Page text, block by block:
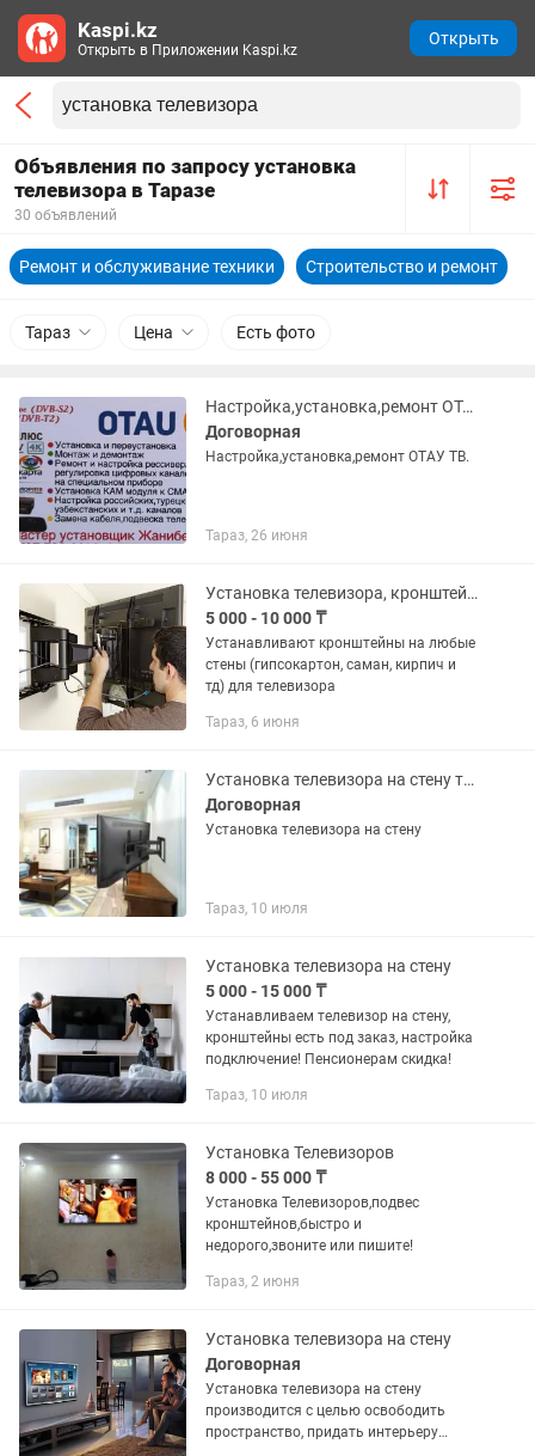
Объявления по запросу установка
телевизора в Таразе
30 объявлений
Ремонт и обслуживание техники Строительство и ремонт
Тараз Цена Есть фото
Настройка,установка,ремонт ОТАУ ТВ.
Договорная
Настройка,установка,ремонт ОТАУ ТВ.
Тараз, 26 июня
Установка телевизора, кронштейна для него
5 000 - 10 000 ₸
Устанавливают кронштейны на любые
стены (гипсокартон, саман, кирпич и
тд) для телевизора
Тараз, 6 июня
Установка телевизора на стену тв телевизоров в стенку телевизоров
Договорная
Установка телевизора на стену
Тараз, 10 июля
Установка телевизора на стену
5 000 - 15 000 ₸
Устанавливаем телевизор на стену,
кронштейны есть под заказ, настройка
подключение! Пенсионерам скидка!
Тараз, 10 июля
Установка Телевизоров
8 000 - 55 000 ₸
Установка Телевизоров,подвес
кронштейнов,быстро и
недорого,звоните или пишите!
Тараз, 2 июня
Установка телевизора на стену
Договорная
Установка телевизора на стену
производится с целью освободить
пространство, придать интерьеру
Kaspi.kz
Открыть в Приложении Kaspi.kz
Открыть